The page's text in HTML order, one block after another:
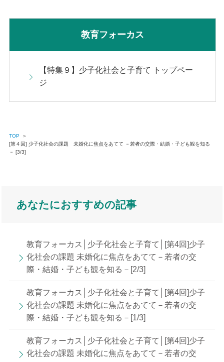
教育フォーカス
【特集９】少子化社会と子育て トップペー
ジ
TOP
＞
[第４回] 少子化社会の課題 未婚化に焦点をあてて －若者の交際・結婚・子ども観を知る
－ [3/3]
あなたにおすすめの記事
教育フォーカス│少子化社会と子育て│[第4回]少子
化社会の課題 未婚化に焦点をあてて－若者の交
際・結婚・子ども観を知る－[2/3]
教育フォーカス│少子化社会と子育て│[第4回]少子
化社会の課題 未婚化に焦点をあてて－若者の交
際・結婚・子ども観を知る－[1/3]
教育フォーカス│少子化社会と子育て│[第4回]少子
化社会の課題 未婚化に焦点をあてて－若者の交